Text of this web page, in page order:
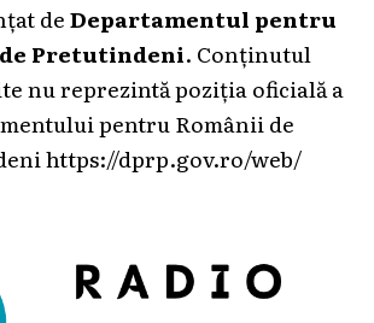
deDepartamentul pentru
Pretutindeni. Conținutul
nu reprezintă poziția oficială a
pentru Românii de
https://dprp.gov.ro/web/